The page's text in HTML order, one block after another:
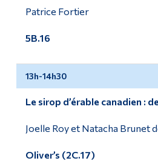
Patrice Fortier
5B.16
13h-14h30
Le sirop d’érable canadien :
Joelle Roy et Natacha Brunet
Oliver’s (2C.17)